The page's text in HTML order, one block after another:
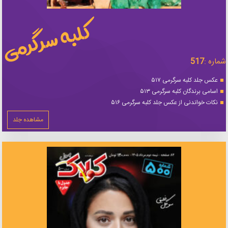
شماره :517
عکس جلد کلبه سرگرمی ۵۱۷
اسامی برندگان کلبه سرگرمی ۵۱۳
نکات خواندنی از عکس جلد کلبه سرگرمی ۵۱۶
مشاهده جلد